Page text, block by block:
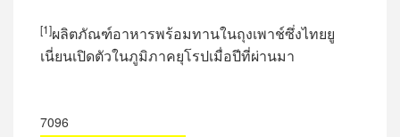
[1]ผลิตภัณฑ์อาหารพร้อมทานในถุงเพาช์ซึ่งไทยยู
เนี่ยนเปิดตัวในภูมิภาคยุโรปเมื่อปีที่ผ่านมา
7096